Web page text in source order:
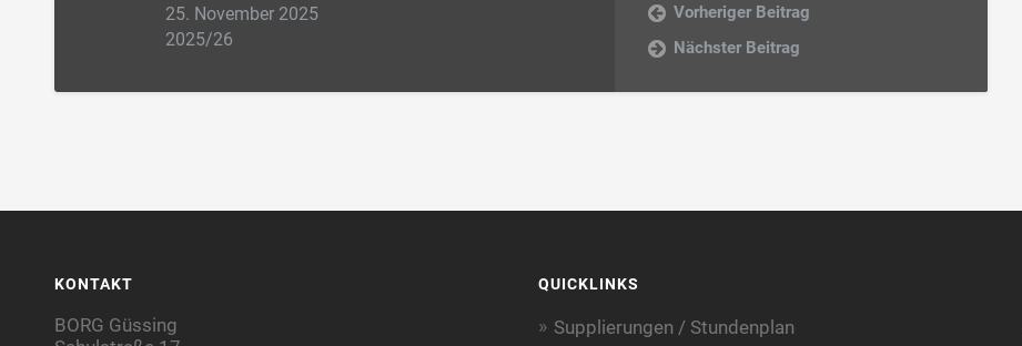
25. November 2025
2025/26
Vorheriger Beitrag
Nächster Beitrag
KONTAKT
BORG Güssing
QUICKLINKS
Supplierungen / Stundenplan